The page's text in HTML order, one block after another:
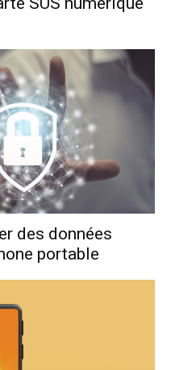
des données
portable